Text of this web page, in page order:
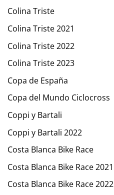
Colina Triste
Colina Triste 2021
Colina Triste 2022
Colina Triste 2023
Copa de España
Copa del Mundo Ciclocross
Coppi y Bartali
Coppi y Bartali 2022
Costa Blanca Bike Race
Costa Blanca Bike Race 2021
Costa Blanca Bike Race 2022